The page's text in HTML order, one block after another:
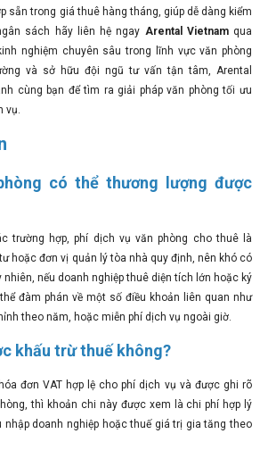
sẵn trong giá thuê hàng tháng, giúp dễ dàng kiểm
sách hãy liên hệ ngay Arental Vietnamqua
nghiệm chuyên sâu trong lĩnh vực văn phòng
và sở hữu đội ngũ tư vấn tận tâm, Arental
cùng bạn để tìm ra giải pháp văn phòng tối ưu
vụ.
có thể thương lượng được
trường hợp, phí dịch vụ văn phòng cho thuê là
hoặc đơn vị quản lý tòa nhà quy định, nên khó có
nếu doanh nghiệp thuê diện tích lớn hoặc ký
đàm phán về một số điều khoản liên quan như
theo năm, hoặc miễn phí dịch vụ ngoài giờ.
khấu trừ thuế không?
đơn VAT hợp lệ cho phí dịch vụ và được ghi rõ
thì khoản chi này được xem là chi phí hợp lý
nhập doanh nghiệp hoặc thuế giá trị gia tăng theo